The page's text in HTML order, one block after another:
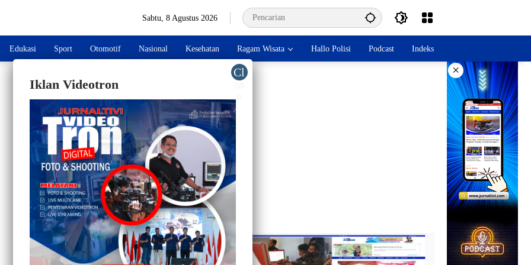
Sabtu, 8 Agustus 2026
Edukasi Sport Otomotif Nasional Kesehatan Ragam Wisata Hallo Polisi Podcast Indeks
×
Iklan Videotron